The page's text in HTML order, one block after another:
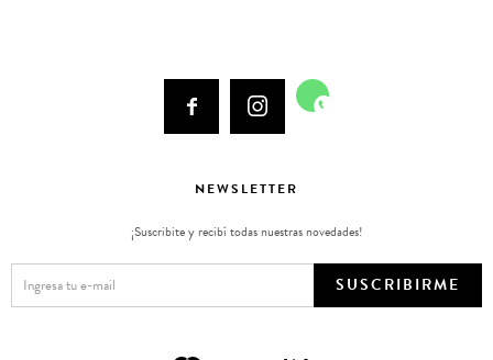
  
NEWSLETTER
¡Suscribite y recibí todas nuestras novedades!
SUSCRIBIRME